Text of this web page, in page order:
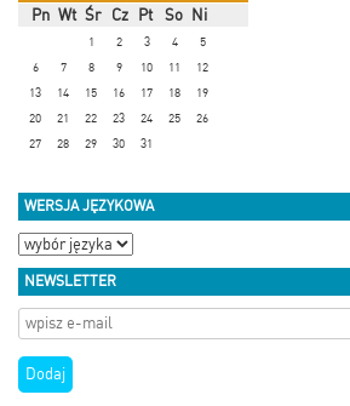
Pn Wt Śr Cz Pt So Ni
1 2 3 4
5
6
7 8 9 10 11
12
13
14 15 16 17 18
19
20
21 22 23 24 25
26
27
28 29 30 31
WERSJA JĘZYKOWA
NEWSLETTER